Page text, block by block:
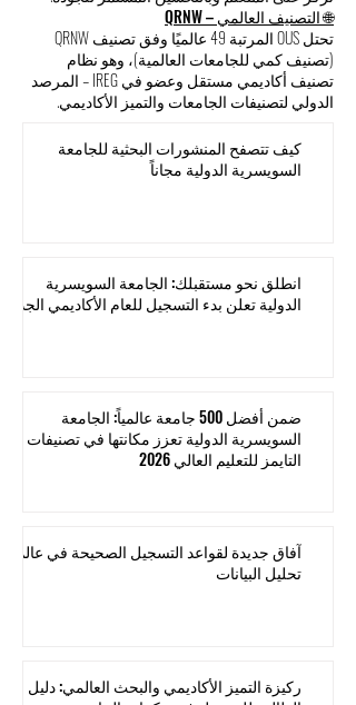
مما يعكس التزامًا قويًا بالعمليات التعليمية التي
تركز على المتعلم وبالتحسين المستمر للجودة.
🌐 التصنيف العالمي – QRNW
تحتل OUS المرتبة 49 عالميًا وفق تصنيف QRNW
(تصنيف كمي للجامعات العالمية)، وهو نظام
الدولي لتصنيفات الجامعات والتميز الأكاديمي.
ضمن أفضل 500 جامعة عالمياً: الجامعة